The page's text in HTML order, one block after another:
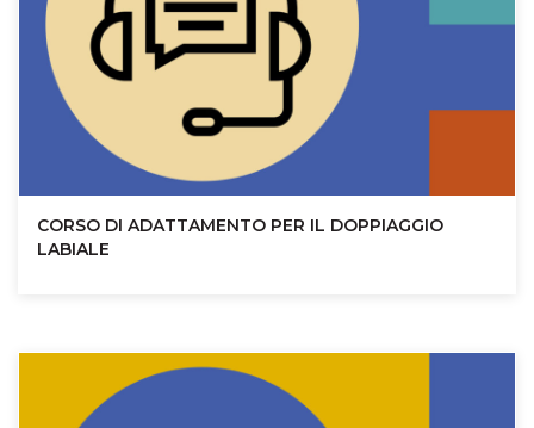
CORSO DI ADATTAMENTO PER IL DOPPIAGGIO
LABIALE